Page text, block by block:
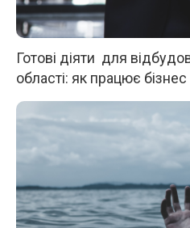
Готові діяти для
області: як працює